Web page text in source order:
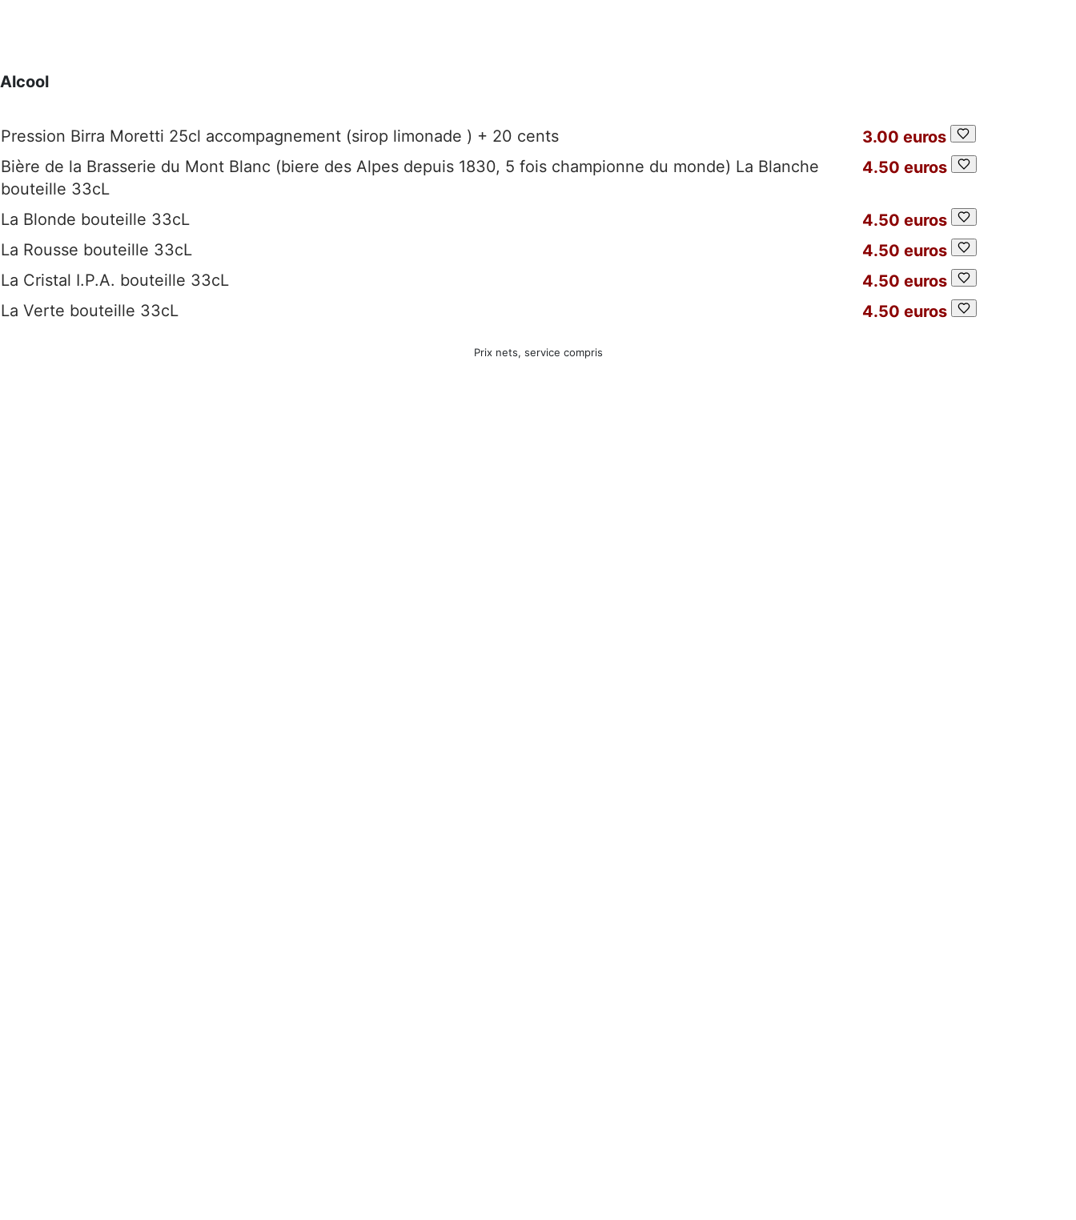
Alcool
Pression Birra Moretti 25cl accompagnement (sirop limonade ) + 20 cents
3.00 euros
Bière de la Brasserie du Mont Blanc (biere des Alpes depuis 1830, 5 fois championne du monde) La Blanche
bouteille 33cL
4.50 euros
La Blonde bouteille 33cL
4.50 euros
La Rousse bouteille 33cL
4.50 euros
La Cristal I.P.A. bouteille 33cL
4.50 euros
La Verte bouteille 33cL
4.50 euros
Prix nets, service compris